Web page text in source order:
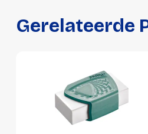
Lengte
170
24 g
Verpakking
Gerelateerde